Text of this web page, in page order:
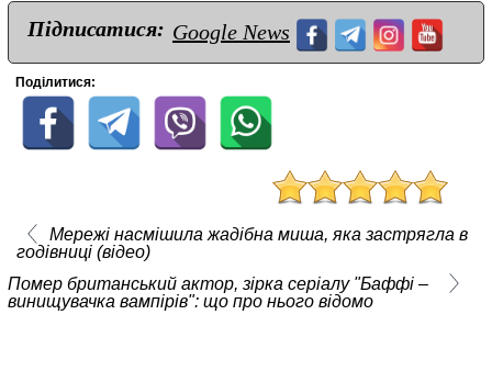
Підписатися: Google News
Поділитися:
Мережі насмішила жадібна миша, яка застрягла в
годівниці (відео)
Помер британський актор, зірка серіалу "Баффі –
винищувачка вампірів": що про нього відомо